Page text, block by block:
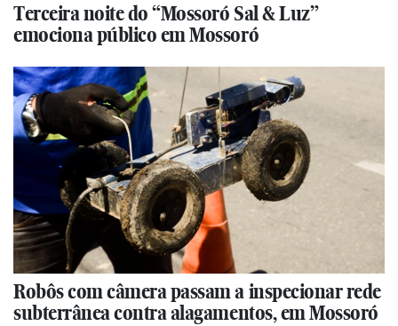
Terceira noite do “Mossoró Sal & Luz”
emociona público em Mossoró
Robôs com câmera passam a inspecionar rede
subterrânea contra alagamentos, em Mossoró